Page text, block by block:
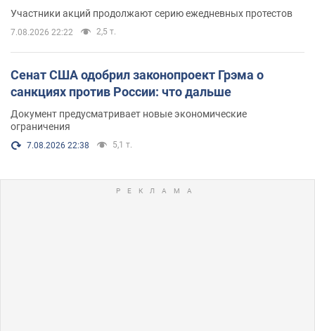
Участники акций продолжают серию ежедневных протестов
7.08.2026 22:22 2,5 т.
Сенат США одобрил законопроект Грэма о
санкциях против России: что дальше
Документ предусматривает новые экономические
ограничения
7.08.2026 22:38 5,1 т.